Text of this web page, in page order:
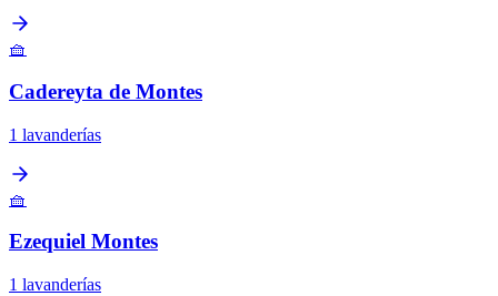
🧺
Cadereyta de Montes
1 lavanderías
🧺
Ezequiel Montes
1 lavanderías